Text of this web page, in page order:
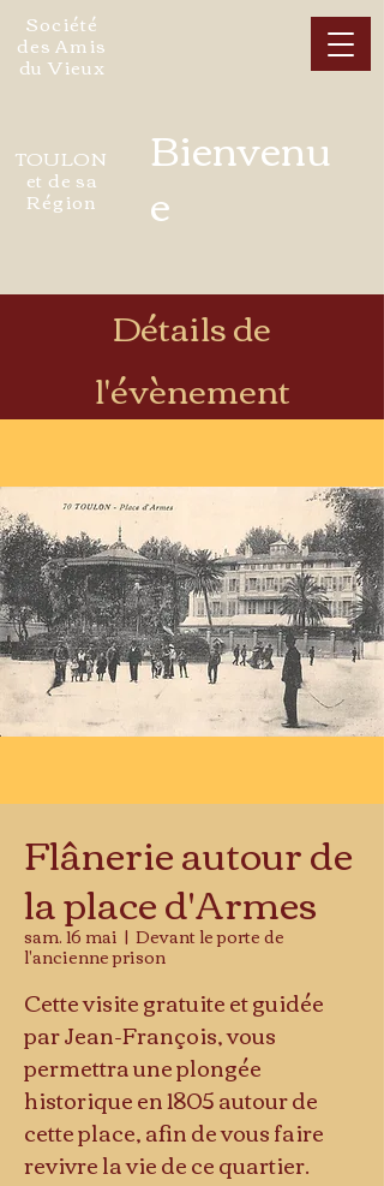
Société
des Amis
du Vieux
TOULON
et de sa
Région
Bienvenu
e
Détails de
l'évènement
Flânerie autour de
la place d'Armes
sam. 16 mai
  |
Devant le porte de
l'ancienne prison
Cette visite gratuite et guidée
par Jean-François, vous
permettra une plongée
historique en 1805 autour de
cette place, afin de vous faire
revivre la vie de ce quartier.